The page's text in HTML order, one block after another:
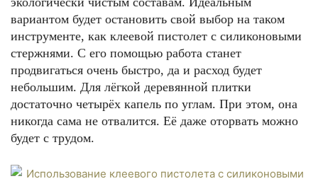
вариантом будет остановить свой выбор на таком
инструменте, как клеевой пистолет с силиконовыми
стержнями. С его помощью работа станет
продвигаться очень быстро, да и расход будет
небольшим. Для лёгкой деревянной плитки
достаточно четырёх капель по углам. При этом, она
никогда сама не отвалится. Её даже оторвать можно
будет с трудом.